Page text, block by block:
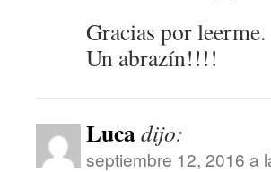
Gracias por leerme.
Un abrazín!!!!
Lucadijo:
septiembre 12, 2016 a